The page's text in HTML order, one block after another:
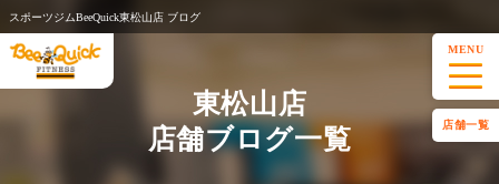
スポーツジムBeeQuick東松山店 ブログ
MENU
店舗一覧
東松山店
店舗ブログ一覧